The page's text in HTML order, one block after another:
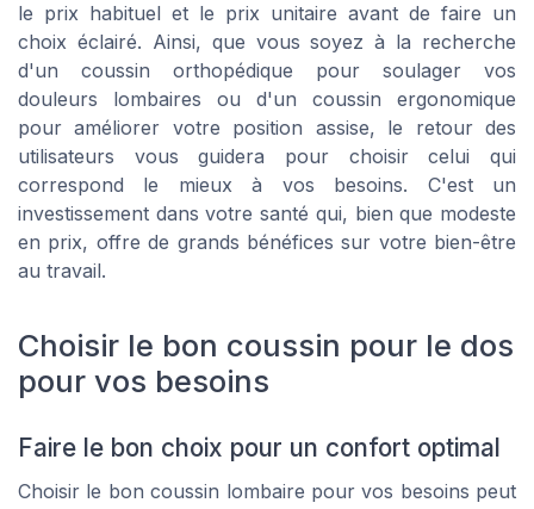
le prix habituel et le prix unitaire avant de faire un
choix éclairé. Ainsi, que vous soyez à la recherche
d'un coussin orthopédique pour soulager vos
douleurs lombaires ou d'un coussin ergonomique
pour améliorer votre position assise, le retour des
utilisateurs vous guidera pour choisir celui qui
correspond le mieux à vos besoins. C'est un
investissement dans votre santé qui, bien que modeste
en prix, offre de grands bénéfices sur votre bien-être
au travail.
Choisir le bon coussin pour le dos
pour vos besoins
Faire le bon choix pour un confort optimal
Choisir le bon coussin lombaire pour vos besoins peut